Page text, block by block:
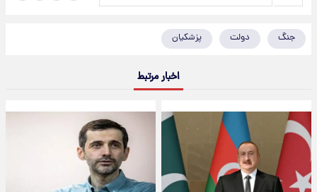
جنگ دولت پزشکیان
اخبار مرتبط